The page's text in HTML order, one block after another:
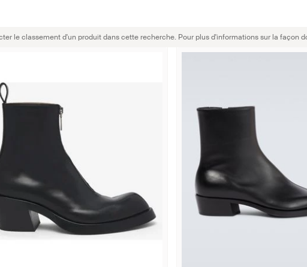
le classement d'un produit dans cette recherche. Pour plus d'informations sur la façon